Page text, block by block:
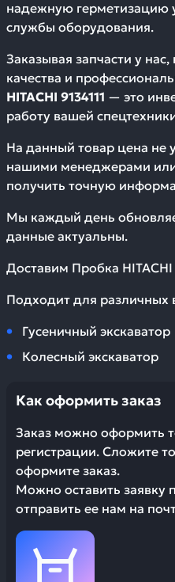
надежную герметизацию
службы оборудования.
Заказывая запчасти у
качества и
HITACHI 9134111 — это
работу вашей
На данный товар цена не
нашими менеджерами или
получить точную
Мы каждый день
данные актуальны.
Доставим Пробка HITACHI
Подходит для различных
Гусеничный экскаватор
Колесный экскаватор
Как оформить заказ
Заказ можно оформить
регистрации. Сложите
оформите заказ.
Можно оставить заявку
отправить ее нам на